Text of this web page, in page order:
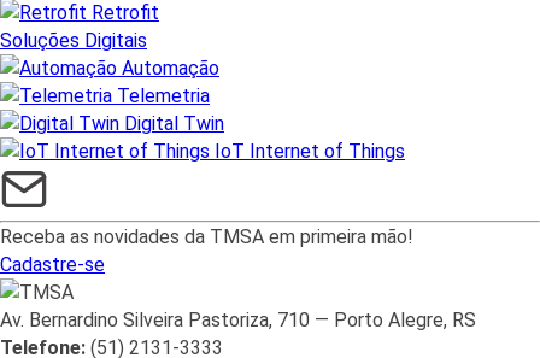
Retrofit
Soluções Digitais
Automação
Telemetria
Digital Twin
IoT Internet of Things
Receba as novidades da TMSA em primeira mão!
Cadastre-se
Av. Bernardino Silveira Pastoriza, 710 — Porto Alegre, RS
Telefone: (51) 2131-3333